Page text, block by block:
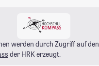
werden durch Zugriff auf den
der HRK erzeugt.